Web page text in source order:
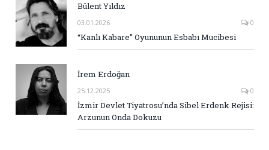
Bülent Yıldız
03.01.2026 0
“Kanlı Kabare” Oyununun Esbabı Mucibesi
İrem Erdoğan
25.12.2025 0
İzmir Devlet Tiyatrosu’nda Sibel Erdenk Rejisi:
Arzunun Onda Dokuzu